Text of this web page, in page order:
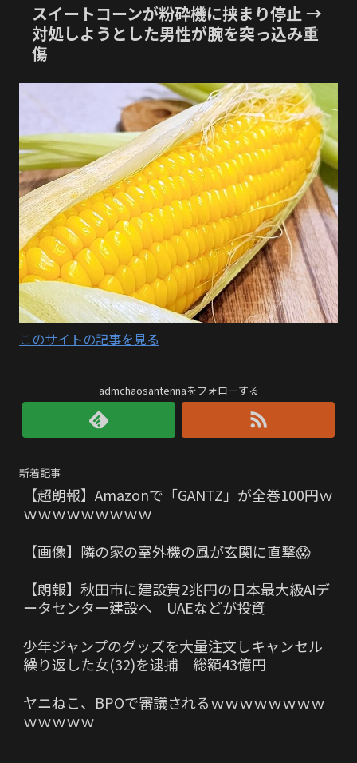
スイートコーンが粉砕機に挟まり停止 →
対処しようとした男性が腕を突っ込み重
傷
このサイトの記事を見る
admchaosantennaをフォローする
新着記事
【超朗報】Amazonで「GANTZ」が全巻100円ｗ
ｗｗｗｗｗｗｗｗｗ
【画像】隣の家の室外機の風が玄関に直撃😱
【朗報】秋田市に建設費2兆円の日本最大級AIデ
ータセンター建設へ UAEなどが投資
少年ジャンプのグッズを大量注文しキャンセル
繰り返した女(32)を逮捕 総額43億円
ヤニねこ、BPOで審議されるｗｗｗｗｗｗｗｗ
ｗｗｗｗｗ